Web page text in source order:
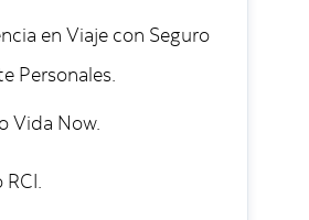
en Viaje con Seguro
Personales.
Vida Now.
RCI.